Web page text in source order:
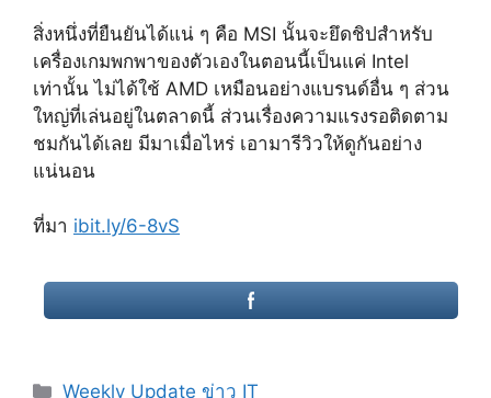
สิ่งหนึ่งที่ยืนยันได้แน่ ๆ คือ MSI นั้นจะยึดชิปสำหรับ
เครื่องเกมพกพาของตัวเองในตอนนี้เป็นแค่ Intel
เท่านั้น ไม่ได้ใช้ AMD เหมือนอย่างแบรนด์อื่น ๆ ส่วน
ใหญ่ที่เล่นอยู่ในตลาดนี้ ส่วนเรื่องความแรงรอติดตาม
ชมกันได้เลย มีมาเมื่อไหร่ เอามารีวิวให้ดูกันอย่าง
แน่นอน
ที่มา ibit.ly/6-8vS
Categories
Weekly Update ข่าว IT